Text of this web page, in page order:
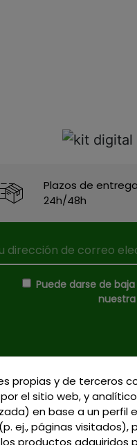
Plazos de
24h/48h
Puede darse de
propias y de terceros
el sitio web, y
en base a un perfil
ej., páginas visitados),